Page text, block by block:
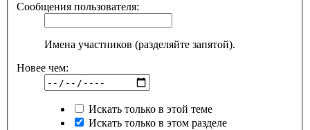
Сообщения пользователя:
Имена участников (разделяйте запятой).
Новее чем:
Искать только в этой теме
Искать только в этом разделе